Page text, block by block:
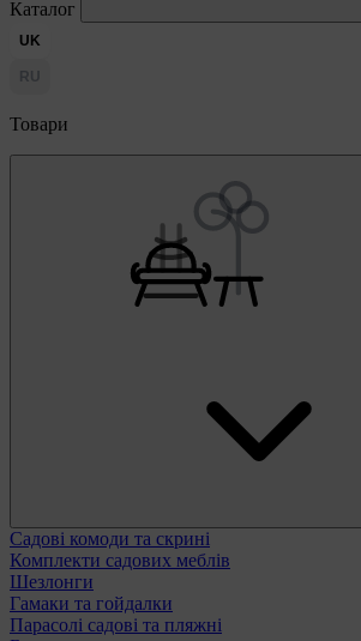
Каталог
UK
RU
Товари
Садові комоди та скрині
Комплекти садових меблів
Шезлонги
Гамаки та гойдалки
Парасолі садові та пляжні